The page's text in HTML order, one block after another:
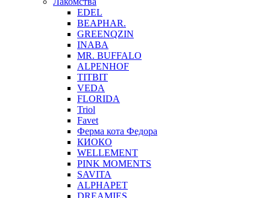
EDEL
BEAPHAR.
GREENQZIN
INABA
MR. BUFFALO
ALPENHOF
TITBIT
VEDA
FLORIDA
Triol
Favet
Ферма кота Федора
КИОКО
WELLEMENT
PINK MOMENTS
SAVITA
ALPHAPET
DREAMIES